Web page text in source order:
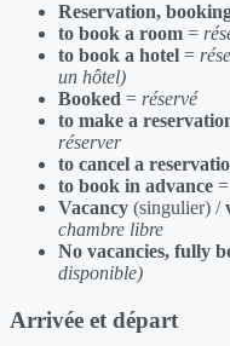
Reservation,
to book a room =
to book a hotel =
un hôtel)
Booked = réservé
to make a
réserver
to cancel a
to book in advance =
Vacancy (singulier) /
chambre libre
No vacancies, fully
disponible)
Arrivée et départ